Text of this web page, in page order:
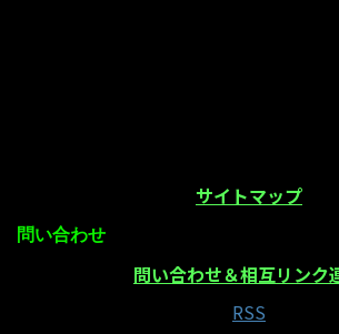
サイトマップ
問い合わせ
問い合わせ＆相互リンク
RSS